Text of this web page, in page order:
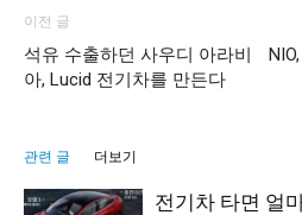
이전 글
석유 수출하던 사우디 아라비
아, Lucid 전기차를 만든다
관련 글 더보기
전기차 타면 얼